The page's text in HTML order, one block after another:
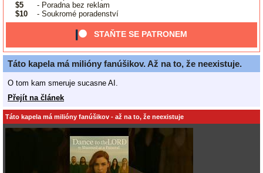
$5
- Poradna bez reklam
$10
- Soukromé poradenství
STAŇTE SE PATRONEM
Táto kapela má milióny fanúšikov. Až na to, že neexistuje.
O tom kam smeruje sucasne AI.
Přejít na článek
Táto kapela má milióny fanúšikov - až na to, že neexistuje